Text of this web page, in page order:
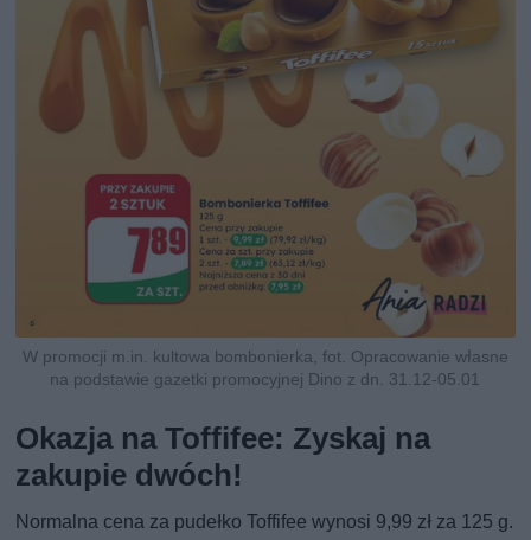
W promocji m.in. kultowa bombonierka, fot. Opracowanie własne
na podstawie gazetki promocyjnej Dino z dn. 31.12-05.01
Okazja na Toffifee: Zyskaj na
zakupie dwóch!
Normalna cena za pudełko Toffifee wynosi 9,99 zł za 125 g.